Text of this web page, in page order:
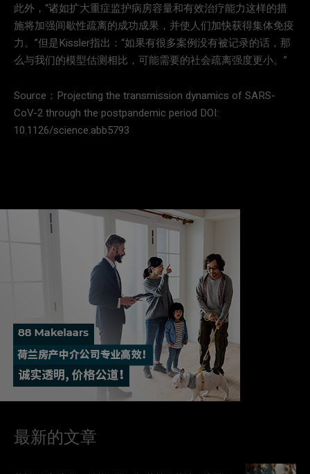
此外，“诸如扩大重症监护病房容量和有效治疗能力这样的措
施将加强间歇性疏离的成功成果，并使人们加快获得集体免疫
力。”但是Kissler指出：“如果有很多案例没有被记录的话，那
么与我们的模型估测相比，可能需要的社会疏离强度更小。”
Source：Projecting the transmission dynamics of SARS-
CoV-2 through the postpandemic period DOI:
10.1126/science.abb5793
最新的文章